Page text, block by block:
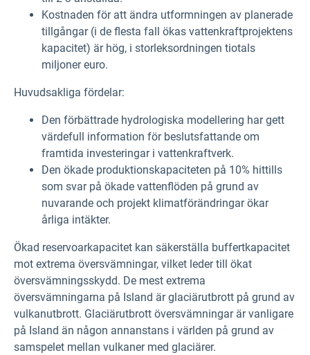
Kostnaden för att ändra utformningen av planerade
tillgångar (i de flesta fall ökas vattenkraftprojektens
kapacitet) är hög, i storleksordningen tiotals
miljoner euro.
Huvudsakliga fördelar:
Den förbättrade hydrologiska modellering har gett
värdefull information för beslutsfattande om
framtida investeringar i vattenkraftverk.
Den ökade produktionskapaciteten på 10% hittills
som svar på ökade vattenflöden på grund av
nuvarande och projekt klimatförändringar ökar
årliga intäkter.
Ökad reservoarkapacitet kan säkerställa buffertkapacitet
mot extrema översvämningar, vilket leder till ökat
översvämningsskydd. De mest extrema
översvämningarna på Island är glaciärutbrott på grund av
vulkanutbrott. Glaciärutbrott översvämningar är vanligare
på Island än någon annanstans i världen på grund av
samspelet mellan vulkaner med glaciärer.